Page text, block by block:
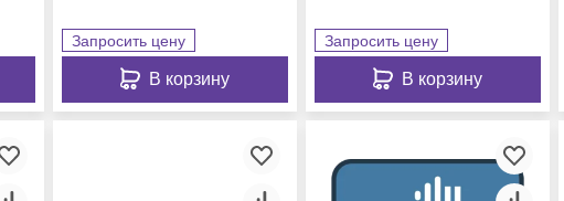
Запросить цену
В корзину
Запросить цену
В корзину